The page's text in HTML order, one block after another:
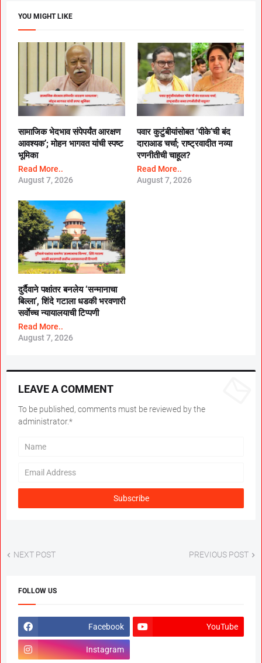
YOU MIGHT LIKE
सामाजिक भेदभाव संपेपर्यंत आरक्षण
आवश्यक’; मोहन भागवत यांची स्पष्ट
भूमिका
Read More..
August 7, 2026
पवार कुटुंबीयांसोबत ‘पीके’ची बंद
दाराआड चर्चा; राष्ट्रवादीत नव्या
रणनीतीची चाहूल?
Read More..
August 7, 2026
दुर्दैवाने पक्षांतर बनलेय ‘सन्मानाचा
बिल्ला’, शिंदे गटाला धडकी भरवणारी
सर्वाेच्च न्यायालयाची टिप्पणी
Read More..
August 7, 2026
LEAVE A COMMENT
To be published, comments must be reviewed by the
administrator.*
NEXT POST PREVIOUS POST
FOLLOW US
Facebook YouTube
Instagram